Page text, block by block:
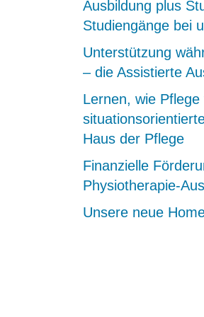
Ausbildung plus
Studiengänge bei
Unterstützung
– die Assistierte
Lernen, wie
Haus der Pflege
Finanzielle
Physiotherapie-
Unsere neue